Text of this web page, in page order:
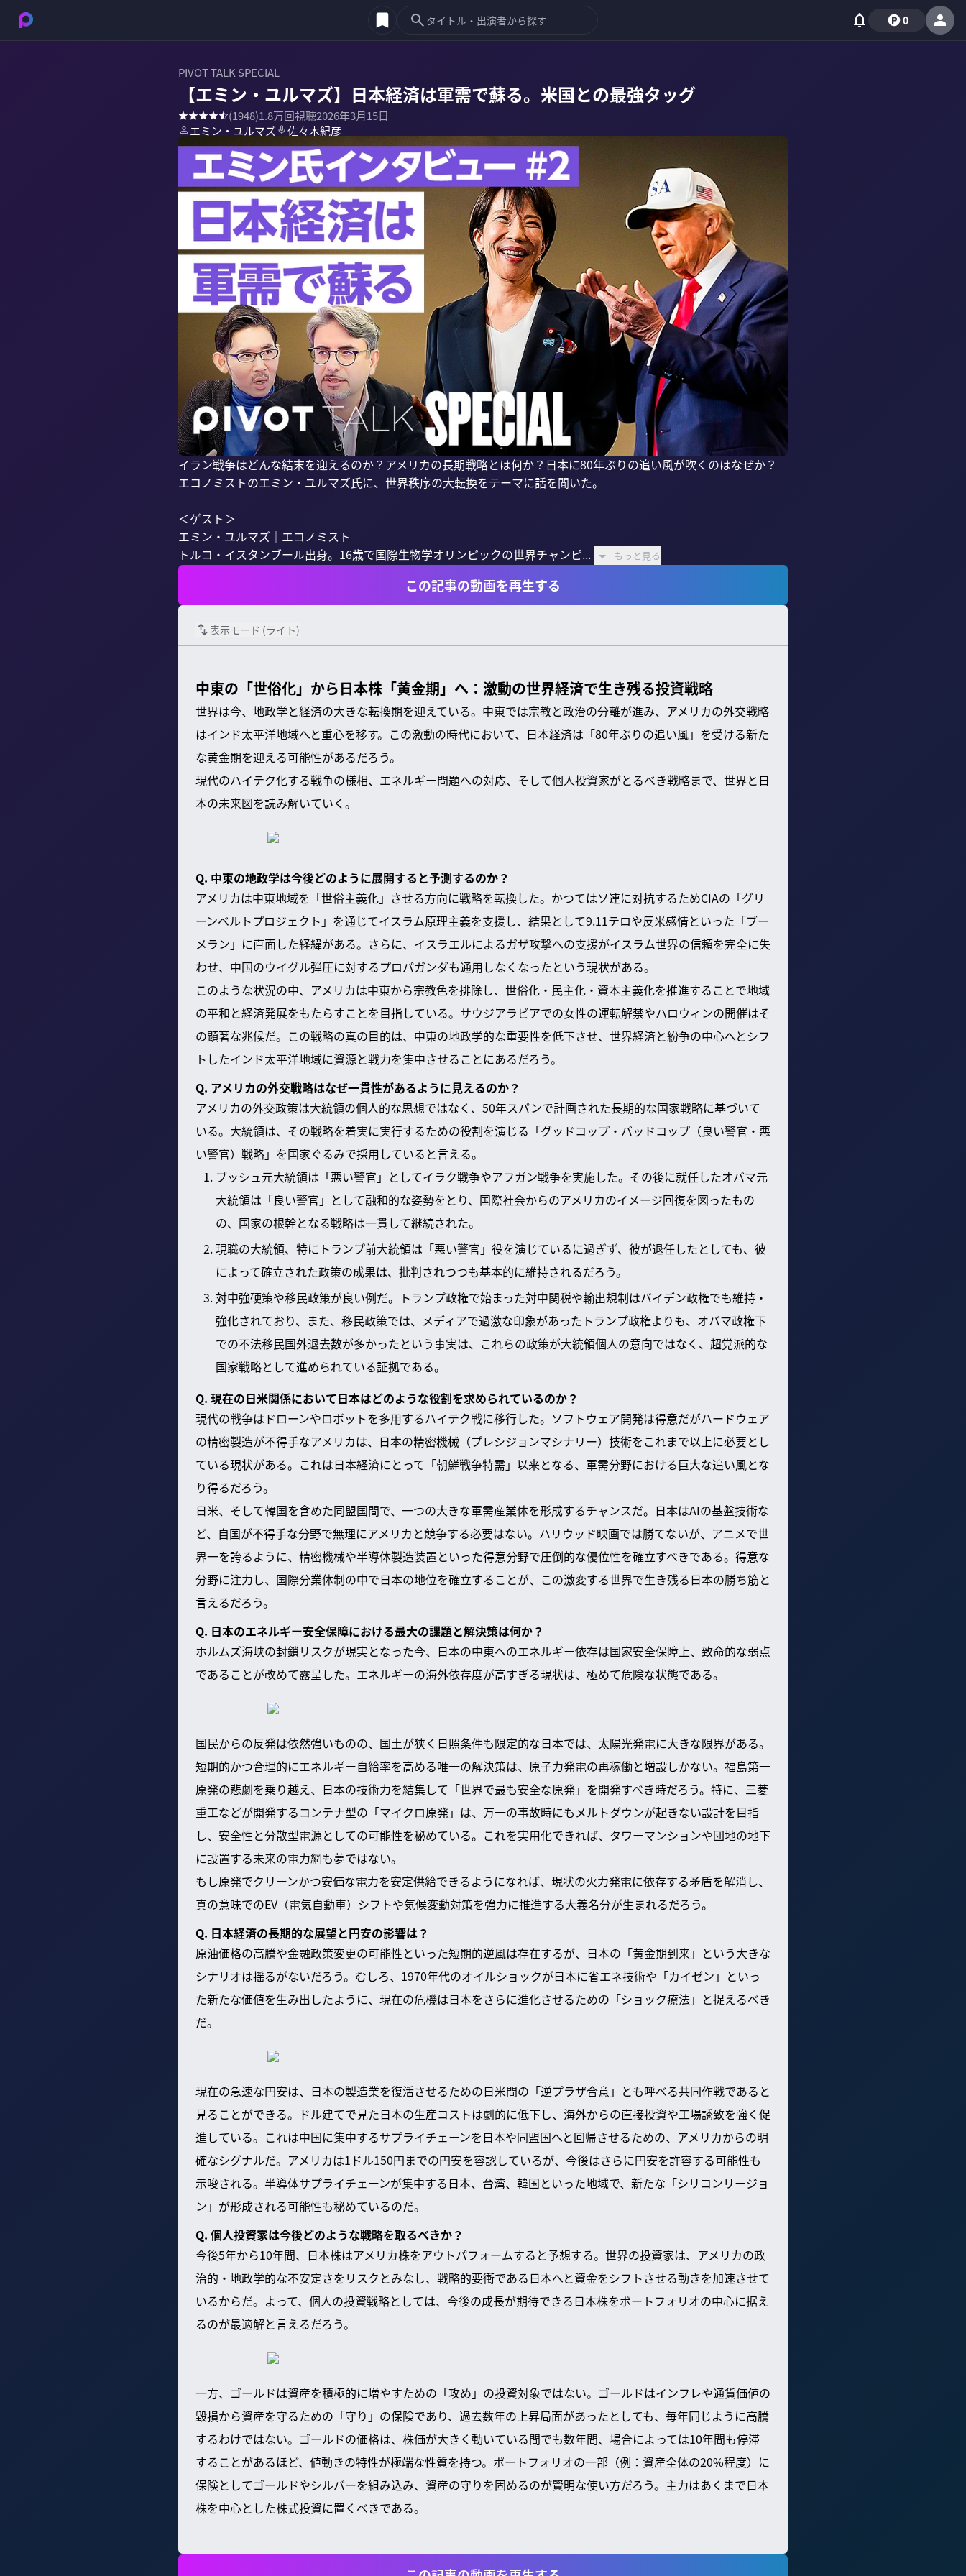
0
PIVOT TALK SPECIAL
【エミン・ユルマズ】日本経済は軍需で蘇る。米国との最強タッグ
(1948)1.8万回視聴2026年3月15日
エミン・ユルマズ
佐々木紀彦
イラン戦争はどんな結末を迎えるのか？アメリカの長期戦略とは何か？日本に80年ぶりの追い風が吹くのはなぜか？
エコノミストのエミン・ユルマズ氏に、世界秩序の大転換をテーマに話を聞いた。
＜ゲスト＞
エミン・ユルマズ｜エコノミスト
トルコ・イスタンブール出身。16歳で国際生物学オリンピックの世界チャンピ...
もっと見る
この記事の動画を再生する
表示モード (ライト)
中東の「世俗化」から日本株「黄金期」へ：激動の世界経済で生き残る投資戦略
世界は今、地政学と経済の大きな転換期を迎えている。中東では宗教と政治の分離が進み、アメリカの外交戦略
はインド太平洋地域へと重心を移す。この激動の時代において、日本経済は「80年ぶりの追い風」を受ける新た
な黄金期を迎える可能性があるだろう。
現代のハイテク化する戦争の様相、エネルギー問題への対応、そして個人投資家がとるべき戦略まで、世界と日
本の未来図を読み解いていく。
Q. 中東の地政学は今後どのように展開すると予測するのか？
アメリカは中東地域を「世俗主義化」させる方向に戦略を転換した。かつてはソ連に対抗するためCIAの「グリ
ーンベルトプロジェクト」を通じてイスラム原理主義を支援し、結果として9.11テロや反米感情といった「ブー
メラン」に直面した経緯がある。さらに、イスラエルによるガザ攻撃への支援がイスラム世界の信頼を完全に失
わせ、中国のウイグル弾圧に対するプロパガンダも通用しなくなったという現状がある。
このような状況の中、アメリカは中東から宗教色を排除し、世俗化・民主化・資本主義化を推進することで地域
の平和と経済発展をもたらすことを目指している。サウジアラビアでの女性の運転解禁やハロウィンの開催はそ
の顕著な兆候だ。この戦略の真の目的は、中東の地政学的な重要性を低下させ、世界経済と紛争の中心へとシフ
トしたインド太平洋地域に資源と戦力を集中させることにあるだろう。
Q. アメリカの外交戦略はなぜ一貫性があるように見えるのか？
アメリカの外交政策は大統領の個人的な思想ではなく、50年スパンで計画された長期的な国家戦略に基づいて
いる。大統領は、その戦略を着実に実行するための役割を演じる「グッドコップ・バッドコップ（良い警官・悪
い警官）戦略」を国家ぐるみで採用していると言える。
ブッシュ元大統領は「悪い警官」としてイラク戦争やアフガン戦争を実施した。その後に就任したオバマ元
大統領は「良い警官」として融和的な姿勢をとり、国際社会からのアメリカのイメージ回復を図ったもの
の、国家の根幹となる戦略は一貫して継続された。
現職の大統領、特にトランプ前大統領は「悪い警官」役を演じているに過ぎず、彼が退任したとしても、彼
によって確立された政策の成果は、批判されつつも基本的に維持されるだろう。
対中強硬策や移民政策が良い例だ。トランプ政権で始まった対中関税や輸出規制はバイデン政権でも維持・
強化されており、また、移民政策では、メディアで過激な印象があったトランプ政権よりも、オバマ政権下
での不法移民国外退去数が多かったという事実は、これらの政策が大統領個人の意向ではなく、超党派的な
国家戦略として進められている証拠である。
Q. 現在の日米関係において日本はどのような役割を求められているのか？
現代の戦争はドローンやロボットを多用するハイテク戦に移行した。ソフトウェア開発は得意だがハードウェア
の精密製造が不得手なアメリカは、日本の精密機械（プレシジョンマシナリー）技術をこれまで以上に必要とし
ている現状がある。これは日本経済にとって「朝鮮戦争特需」以来となる、軍需分野における巨大な追い風とな
り得るだろう。
日米、そして韓国を含めた同盟国間で、一つの大きな軍需産業体を形成するチャンスだ。日本はAIの基盤技術な
ど、自国が不得手な分野で無理にアメリカと競争する必要はない。ハリウッド映画では勝てないが、アニメで世
界一を誇るように、精密機械や半導体製造装置といった得意分野で圧倒的な優位性を確立すべきである。得意な
分野に注力し、国際分業体制の中で日本の地位を確立することが、この激変する世界で生き残る日本の勝ち筋と
言えるだろう。
Q. 日本のエネルギー安全保障における最大の課題と解決策は何か？
ホルムズ海峡の封鎖リスクが現実となった今、日本の中東へのエネルギー依存は国家安全保障上、致命的な弱点
であることが改めて露呈した。エネルギーの海外依存度が高すぎる現状は、極めて危険な状態である。
国民からの反発は依然強いものの、国土が狭く日照条件も限定的な日本では、太陽光発電に大きな限界がある。
短期的かつ合理的にエネルギー自給率を高める唯一の解決策は、原子力発電の再稼働と増設しかない。福島第一
原発の悲劇を乗り越え、日本の技術力を結集して「世界で最も安全な原発」を開発すべき時だろう。特に、三菱
重工などが開発するコンテナ型の「マイクロ原発」は、万一の事故時にもメルトダウンが起きない設計を目指
し、安全性と分散型電源としての可能性を秘めている。これを実用化できれば、タワーマンションや団地の地下
に設置する未来の電力網も夢ではない。
もし原発でクリーンかつ安価な電力を安定供給できるようになれば、現状の火力発電に依存する矛盾を解消し、
真の意味でのEV（電気自動車）シフトや気候変動対策を強力に推進する大義名分が生まれるだろう。
Q. 日本経済の長期的な展望と円安の影響は？
原油価格の高騰や金融政策変更の可能性といった短期的逆風は存在するが、日本の「黄金期到来」という大きな
シナリオは揺るがないだろう。むしろ、1970年代のオイルショックが日本に省エネ技術や「カイゼン」といっ
た新たな価値を生み出したように、現在の危機は日本をさらに進化させるための「ショック療法」と捉えるべき
だ。
現在の急速な円安は、日本の製造業を復活させるための日米間の「逆プラザ合意」とも呼べる共同作戦であると
見ることができる。ドル建てで見た日本の生産コストは劇的に低下し、海外からの直接投資や工場誘致を強く促
進している。これは中国に集中するサプライチェーンを日本や同盟国へと回帰させるための、アメリカからの明
確なシグナルだ。アメリカは1ドル150円までの円安を容認しているが、今後はさらに円安を許容する可能性も
示唆される。半導体サプライチェーンが集中する日本、台湾、韓国といった地域で、新たな「シリコンリージョ
ン」が形成される可能性も秘めているのだ。
Q. 個人投資家は今後どのような戦略を取るべきか？
今後5年から10年間、日本株はアメリカ株をアウトパフォームすると予想する。世界の投資家は、アメリカの政
治的・地政学的な不安定さをリスクとみなし、戦略的要衝である日本へと資金をシフトさせる動きを加速させて
いるからだ。よって、個人の投資戦略としては、今後の成長が期待できる日本株をポートフォリオの中心に据え
るのが最適解と言えるだろう。
一方、ゴールドは資産を積極的に増やすための「攻め」の投資対象ではない。ゴールドはインフレや通貨価値の
毀損から資産を守るための「守り」の保険であり、過去数年の上昇局面があったとしても、毎年同じように高騰
するわけではない。ゴールドの価格は、株価が大きく動いている間でも数年間、場合によっては10年間も停滞
することがあるほど、値動きの特性が極端な性質を持つ。ポートフォリオの一部（例：資産全体の20%程度）に
保険としてゴールドやシルバーを組み込み、資産の守りを固めるのが賢明な使い方だろう。主力はあくまで日本
株を中心とした株式投資に置くべきである。